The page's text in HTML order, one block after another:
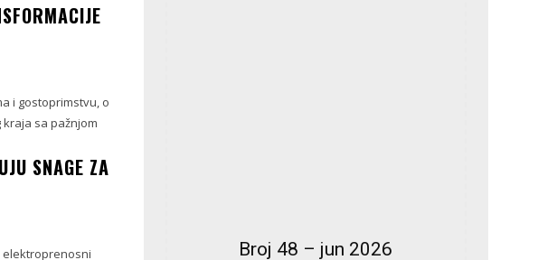
i gostoprimstvu, o
sa pažnjom
SNAGE ZA
elektroprenosni
Broj 48 – jun 2026